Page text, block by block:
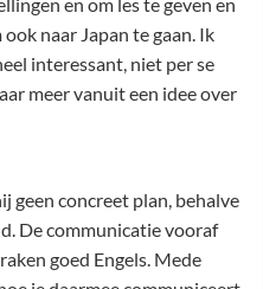
naar Japan te gaan. Ik
interessant, niet per se
meer vanuit een idee over
geen concreet plan, behalve
De communicatie vooraf
goed Engels. Mede